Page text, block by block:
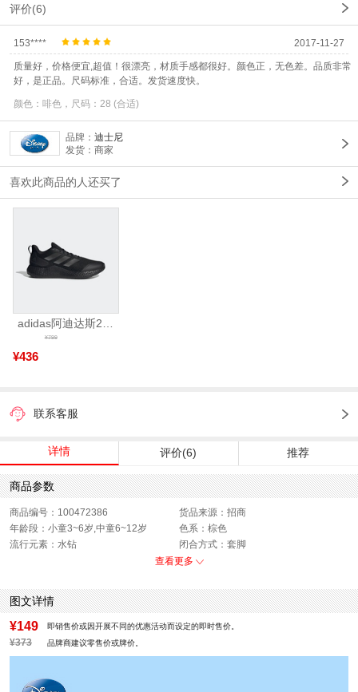
评价(6)
153**** 2017-11-27
质量好，价格便宜,超值！很漂亮，材质手感都很好。颜色正，无色差。品质非常
好，是正品。尺码标准，合适。发货速度快。
颜色：啡色，尺码：28 (合适)
品牌： 迪士尼
发货：商家
喜欢此商品的人还买了
¥436
¥799
联系客服
详情 评价(6) 推荐
商品参数
商品编号：100472386
货品来源：招商
年龄段：小童3~6岁,中童6~12岁
色系：棕色
流行元素：水钻
闭合方式：套脚
销售季：16年冬季
查看更多
图文详情
¥149 即销售价或因开展不同的优惠活动而设定的即时售价。
¥373 品牌商建议零售价或牌价。